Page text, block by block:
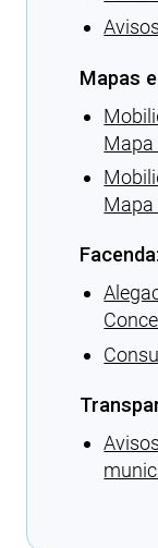
Avisos
Mapas
Mapa
Mapa